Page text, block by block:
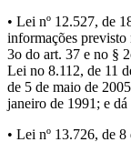
• Lei nº 12.527, de
informações
3o do art. 37 e no §
Lei no 8.112, de 11
de 5 de maio de
janeiro de 1991; e
• Lei nº 13.726, de